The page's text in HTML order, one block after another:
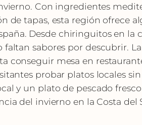
Con ingredientes
de tapas, esta región ofrece
Desde chiringuitos en la
sabores por descubrir. La
conseguir mesa en
probar platos locales sin
y un plato de pescado
del invierno en la Costa del